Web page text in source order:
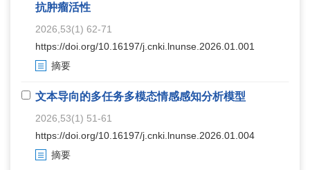
抗肿瘤活性
2026,53(1) 62-71
https://doi.org/10.16197/j.cnki.lnunse.2026.01.001
摘要
文本导向的多任务多模态情感感知分析模型
2026,53(1) 51-61
https://doi.org/10.16197/j.cnki.lnunse.2026.01.004
摘要